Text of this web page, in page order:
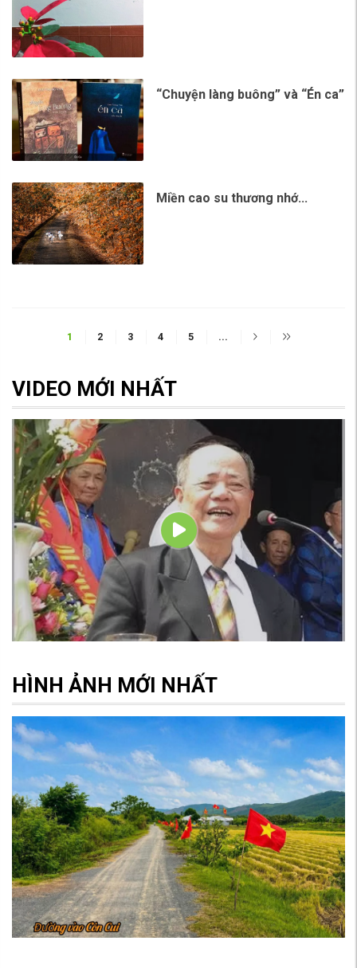
“Chuyện làng buông” và “Én ca”
Miền cao su thương nhớ...
1 2 3 4 5 ...
VIDEO MỚI NHẤT
HÌNH ẢNH MỚI NHẤT